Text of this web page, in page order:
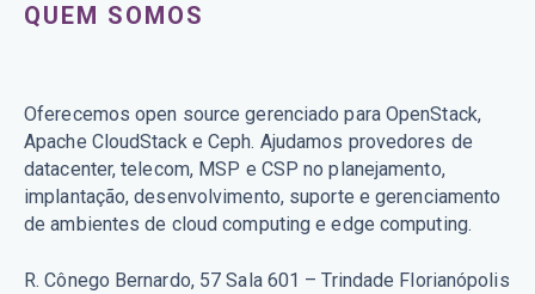
QUEM SOMOS
Oferecemos open source gerenciado para OpenStack,
Apache CloudStack e Ceph. Ajudamos provedores de
datacenter, telecom, MSP e CSP no planejamento,
implantação, desenvolvimento, suporte e gerenciamento
de ambientes de cloud computing e edge computing.
R. Cônego Bernardo, 57 Sala 601 – Trindade Florianópolis